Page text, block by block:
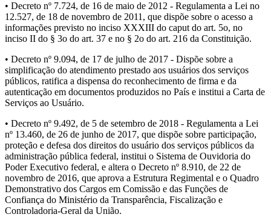
• Decreto nº 7.724, de 16 de maio de 2012 - Regulamenta a Lei no
12.527, de 18 de novembro de 2011, que dispõe sobre o acesso a
informações previsto no inciso XXXIII do caput do art. 5o, no
inciso II do § 3o do art. 37 e no § 2o do art. 216 da Constituição.
• Decreto nº 9.094, de 17 de julho de 2017 - Dispõe sobre a
simplificação do atendimento prestado aos usuários dos serviços
públicos, ratifica a dispensa do reconhecimento de firma e da
autenticação em documentos produzidos no País e institui a Carta de
Serviços ao Usuário.
• Decreto nº 9.492, de 5 de setembro de 2018 - Regulamenta a Lei
nº 13.460, de 26 de junho de 2017, que dispõe sobre participação,
proteção e defesa dos direitos do usuário dos serviços públicos da
administração pública federal, institui o Sistema de Ouvidoria do
Poder Executivo federal, e altera o Decreto nº 8.910, de 22 de
novembro de 2016, que aprova a Estrutura Regimental e o Quadro
Demonstrativo dos Cargos em Comissão e das Funções de
Confiança do Ministério da Transparência, Fiscalização e
Controladoria-Geral da União.